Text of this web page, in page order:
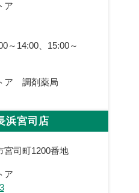
ア
～14:00、15:00～
ア 調剤薬局
浜宮司店
宮司町1200番地
ア